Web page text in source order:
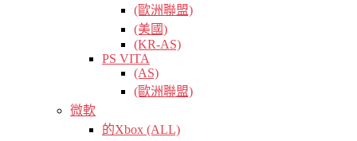
(歐洲聯盟)
(美國)
(KR-AS)
PS VITA
(AS)
(歐洲聯盟)
微軟
的Xbox (ALL)